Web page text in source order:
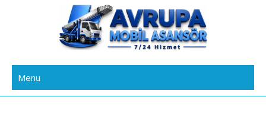
Avrupa Yakası Mobil Asansör
Kiralama
Menu